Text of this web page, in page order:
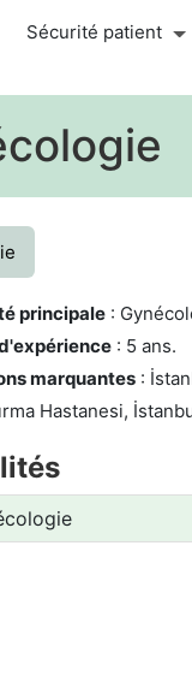
Sécurité patient
principale :
: 5 ans.
marquantes :
Hastanesi,